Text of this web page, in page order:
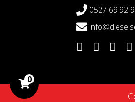
0
0527 69 92